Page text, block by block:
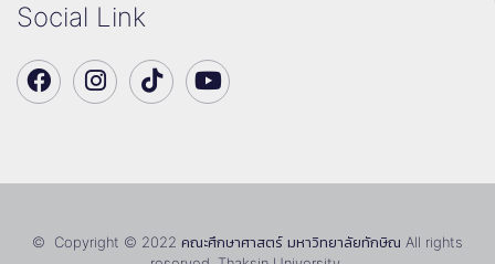
Social Link
© Copyright © 2022 คณะศึกษาศาสตร์ มหาวิทยาลัยทักษิณ All rights